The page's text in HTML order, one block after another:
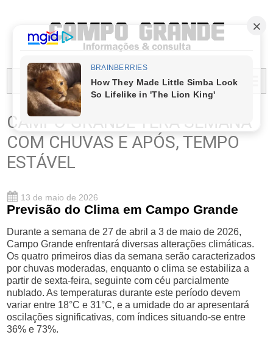
MENU...
CAMPO GRANDE TERÁ SEMANA
COM CHUVAS E APÓS, TEMPO
ESTÁVEL
13 de maio de 2026
Previsão do Clima em Campo Grande
Durante a semana de 27 de abril a 3 de maio de 2026,
Campo Grande enfrentará diversas alterações climáticas.
Os quatro primeiros dias da semana serão caracterizados
por chuvas moderadas, enquanto o clima se estabiliza a
partir de sexta-feira, seguinte com céu parcialmente
nublado. As temperaturas durante este período devem
variar entre 18°C e 31°C, e a umidade do ar apresentará
oscilações significativas, com índices situando-se entre
36% e 73%.